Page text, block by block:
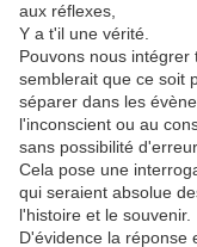
aux réflexes,
Y a t'il une vérité.
Pouvons nous
semblerait que ce soit
séparer dans les
l'inconscient ou au
sans possibilité
Cela pose une
qui seraient absolue
l'histoire et le souvenir.
D'évidence la réponse